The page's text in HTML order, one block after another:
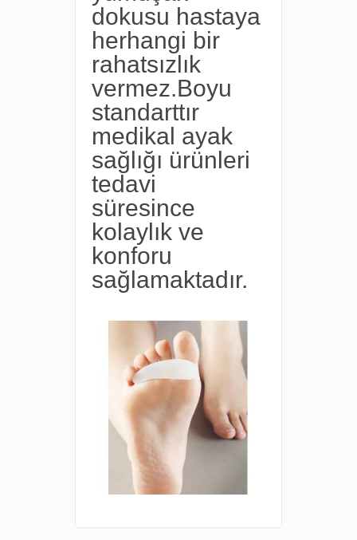
dokusu hastaya
herhangi bir
rahatsızlık
vermez.Boyu
standarttır
medikal ayak
sağlığı ürünleri
tedavi
süresince
kolaylık ve
konforu
sağlamaktadır.